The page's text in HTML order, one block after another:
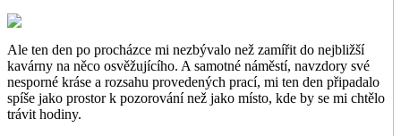
Ale ten den po procházce mi nezbývalo než zamířit do nejbližší
kavárny na něco osvěžujícího. A samotné náměstí, navzdory své
nesporné kráse a rozsahu provedených prací, mi ten den připadalo
spíše jako prostor k pozorování než jako místo, kde by se mi chtělo
trávit hodiny.